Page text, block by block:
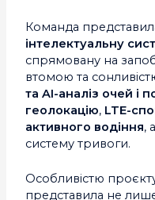
Команда
інтелектуальну
спрямовану на
втомою та
та AI-аналіз очей і
геолокацію, LTE-
активного водіння,
систему тривоги.
Особливістю
представила не